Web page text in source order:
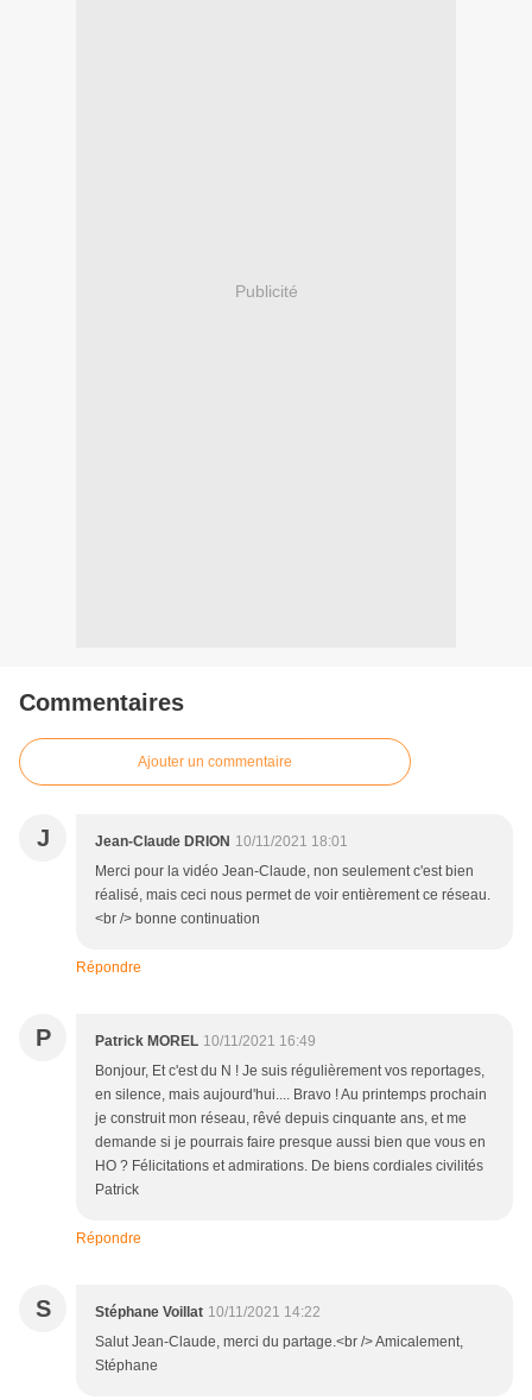
Publicité
Commentaires
Ajouter un commentaire
J Jean-Claude DRION 10/11/2021 18:01
Merci pour la vidéo Jean-Claude, non seulement c'est bien
réalisé, mais ceci nous permet de voir entièrement ce réseau.
<br /> bonne continuation
Répondre
P Patrick MOREL 10/11/2021 16:49
Bonjour, Et c'est du N ! Je suis régulièrement vos reportages,
en silence, mais aujourd'hui.... Bravo ! Au printemps prochain
je construit mon réseau, rêvé depuis cinquante ans, et me
demande si je pourrais faire presque aussi bien que vous en
HO ? Félicitations et admirations. De biens cordiales civilités
Patrick
Répondre
S Stéphane Voillat 10/11/2021 14:22
Salut Jean-Claude, merci du partage.<br /> Amicalement,
Stéphane